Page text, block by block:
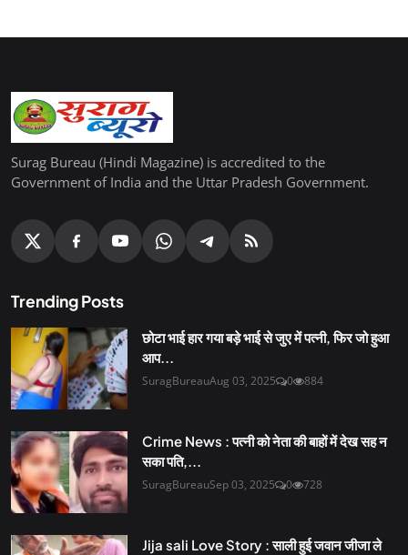
Surag Bureau (Hindi Magazine) is accredited to the
Government of India and the Uttar Pradesh Government.
Trending Posts
छोटा भाई हार गया बड़े भाई से जुए में पत्नी, फिर जो हुआ
आप...
SuragBureauAug 03, 2025 0 884
Crime News : पत्नी को नेता की बाहों में देख सह न
सका पति,...
SuragBureauSep 03, 2025 0 728
Jija sali Love Story : साली हुई जवान जीजा ले